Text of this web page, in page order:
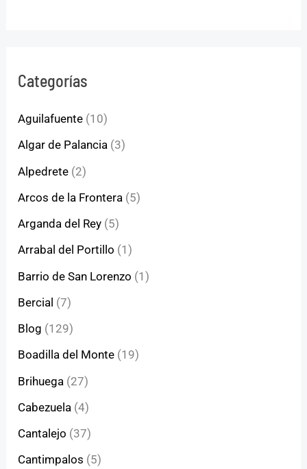
Categorías
Aguilafuente (10)
Algar de Palancia (3)
Alpedrete (2)
Arcos de la Frontera (5)
Arganda del Rey (5)
Arrabal del Portillo (1)
Barrio de San Lorenzo (1)
Bercial (7)
Blog (129)
Boadilla del Monte (19)
Brihuega (27)
Cabezuela (4)
Cantalejo (37)
Cantimpalos (5)